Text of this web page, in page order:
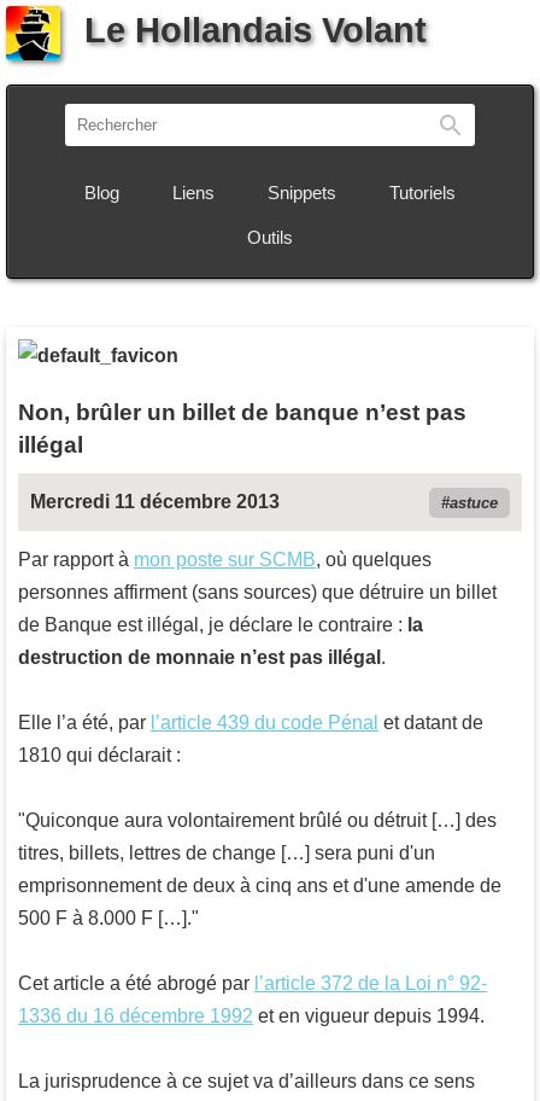
Le Hollandais Volant
Blog Liens Snippets Tutoriels
Outils
Non, brûler un billet de banque n’est pas
illégal
Mercredi 11 décembre 2013 astuce
Par rapport à mon poste sur SCMB, où quelques
personnes affirment (sans sources) que détruire un billet
de Banque est illégal, je déclare le contraire : la
destruction de monnaie n’est pas illégal .
Elle l’a été, par l’article 439 du code Pénal et datant de
1810 qui déclarait :
Quiconque aura volontairement brûlé ou détruit […] des
titres, billets, lettres de change […] sera puni d'un
emprisonnement de deux à cinq ans et d'une amende de
500 F à 8.000 F […].
Cet article a été abrogé par l’article 372 de la Loi n° 92-
1336 du 16 décembre 1992 et en vigueur depuis 1994.
La jurisprudence à ce sujet va d’ailleurs dans ce sens